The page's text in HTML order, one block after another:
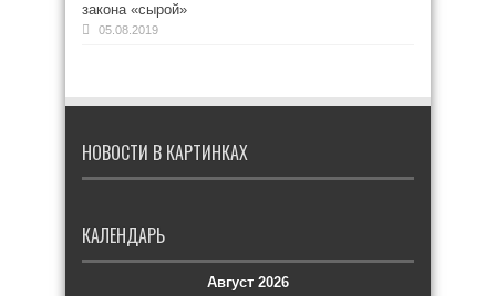
закона «сырой»
05.08.2019
НОВОСТИ В КАРТИНКАХ
КАЛЕНДАРЬ
Август 2026